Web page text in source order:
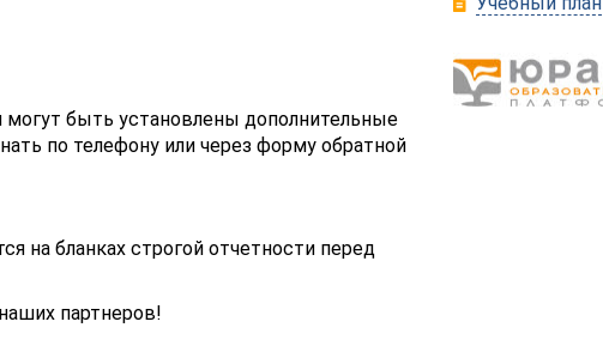
могут быть установлены дополнительные
по телефону или через форму обратной
на бланках строгой отчетности перед
партнеров!